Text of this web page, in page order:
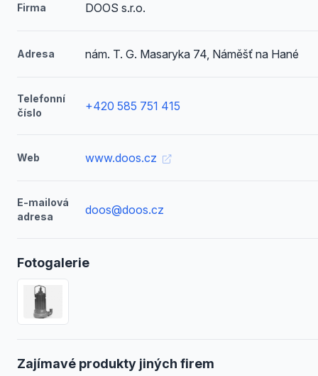
Firma DOOS s.r.o.
Adresa nám. T. G. Masaryka 74, Náměšť na Hané
Telefonní
číslo
+420 585 751 415
Web www.doos.cz
E-mailová
adresa
doos@doos.cz
Fotogalerie
Zajímavé produkty jiných firem